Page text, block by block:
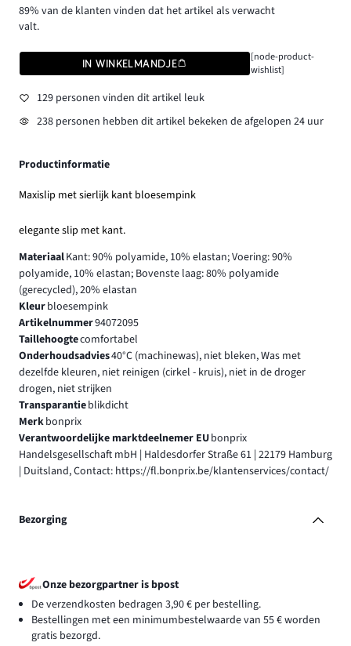
89% van de klanten vinden dat het artikel als verwacht
valt.
IN WINKELMANDJE
[node-product-
wishlist]
129 personen vinden dit artikel leuk
238 personen hebben dit artikel bekeken de afgelopen 24 uur
Productinformatie
Maxislip met sierlijk kant bloesempink
elegante slip met kant.
MateriaalKant: 90% polyamide, 10% elastan; Voering: 90%
polyamide, 10% elastan; Bovenste laag: 80% polyamide
(gerecycled), 20% elastan
Kleurbloesempink
Artikelnummer94072095
Taillehoogtecomfortabel
Onderhoudsadvies40°C (machinewas), niet bleken, Was met
dezelfde kleuren, niet reinigen (cirkel - kruis), niet in de droger
drogen, niet strijken
Transparantieblikdicht
Merkbonprix
Verantwoordelijke marktdeelnemer EUbonprix
Handelsgesellschaft mbH | Haldesdorfer Straße 61 | 22179 Hamburg
| Duitsland, Contact: https://fl.bonprix.be/klantenservices/contact/
Bezorging
Onze bezorgpartner is bpost
De verzendkosten bedragen 3,90 € per bestelling.
Bestellingen met een minimumbestelwaarde van 55 € worden
gratis bezorgd.